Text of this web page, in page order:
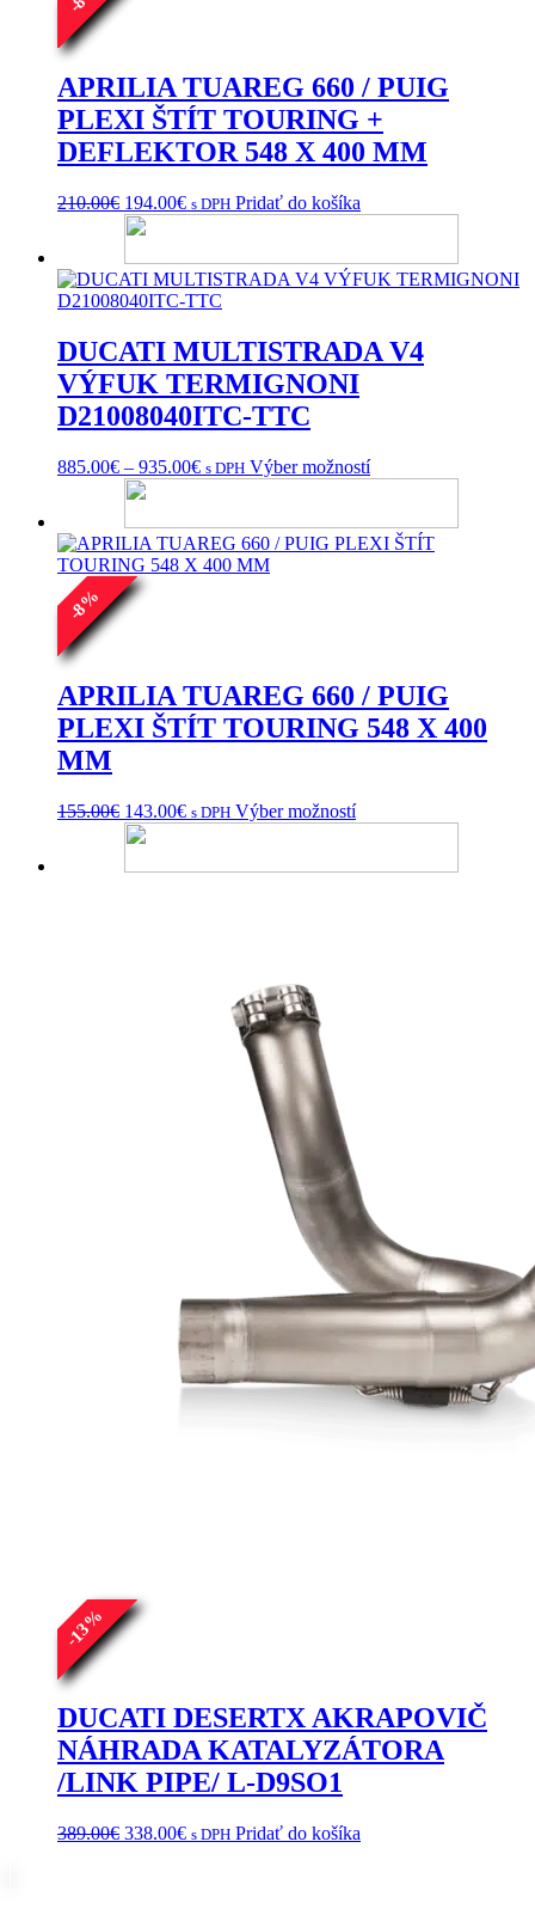
-
APRILIA TUAREG 660 / PUIG
PLEXI ŠTÍT TOURING +
DEFLEKTOR 548 X 400 MM
210.00€ Pôvodná
cena
210.00€.
194.00€Aktuálna
194.00€.
s DPH Pridať do košíka
DUCATI MULTISTRADA V4
VÝFUK TERMIGNONI
D21008040ITC-TTC
885.00€ – 935.00€Price
through
935.00€
s DPH Výber možnostíTento
viacero
variantov.
produktu.
-
8
%
APRILIA TUAREG 660 / PUIG
PLEXI ŠTÍT TOURING 548 X 400
MM
155.00€ Pôvodná
cena
155.00€.
143.00€Aktuálna
143.00€.
s DPH Výber možnostíTento
viacero
-
13
%
DUCATI DESERTX AKRAPOVIČ
NÁHRADA KATALYZÁTORA
/LINK PIPE/ L-D9SO1
389.00€ Pôvodná
338.00€Aktuálna
s DPH Pridať do košíka